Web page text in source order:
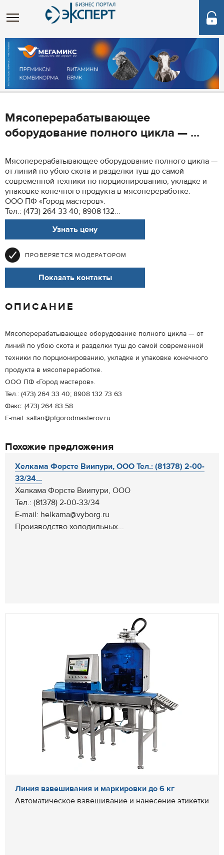
Мясоперерабатывающее
оборудование полного цикла — ...
Мясоперерабатывающее оборудование полного цикла —
от линий по убою скота и разделки туш до самой
современной техники по порционированию, укладке и
упаковке конечного продукта в мясопереработке.
ООО ПФ «Город мастеров».
Тел.: (473) 264 33 40; 8908 132...
Узнать цену
ПРОВЕРЯЕТСЯ МОДЕРАТОРОМ
Показать контакты
ОПИСАНИЕ
Мясоперерабатывающее оборудование полного цикла — от
линий по убою скота и разделки туш до самой современной
техники по порционированию, укладке и упаковке конечного
продукта в мясопереработке.
ООО ПФ «Город мастеров».
Тел.: (473) 264 33 40; 8908 132 73 63
Факс: (473) 264 83 58
E-mail: saltan@pfgorodmasterov.ru
Похожие предложения
Хелкама Форсте Виипури, ООО Тел.: (81378) 2-00-
33/34...
Хелкама Форсте Виипури, ООО
Тел.: (81378) 2-00-33/34
E-mail: helkama@vyborg.ru
Производство холодильных...
Линия взвешивания и маркировки до 6 кг
Автоматическое взвешивание и нанесение этикетки